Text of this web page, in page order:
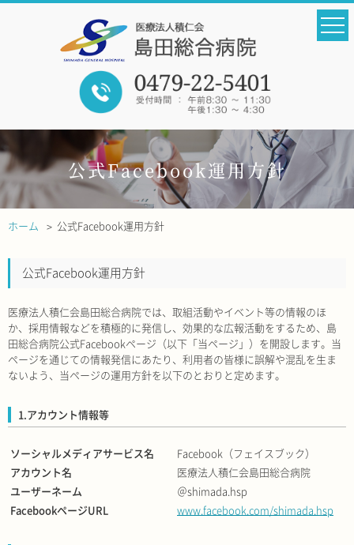
公式Facebook運用方針
ホーム 公式Facebook運用方針
公式Facebook運用方針
医療法人積仁会島田総合病院では、取組活動やイベント等の情報のほ
か、採用情報などを積極的に発信し、効果的な広報活動をするため、島
田総合病院公式Facebookページ（以下「当ページ」）を開設します。当
ページを通じての情報発信にあたり、利用者の皆様に誤解や混乱を生ま
ないよう、当ページの運用方針を以下のとおりと定めます。
1.アカウント情報等
ソーシャルメディアサービス名
Facebook（フェイスブック）
アカウント名
医療法人積仁会島田総合病院
ユーザーネーム
＠shimada.hsp
FacebookページURL
www.facebook.com/shimada.hsp